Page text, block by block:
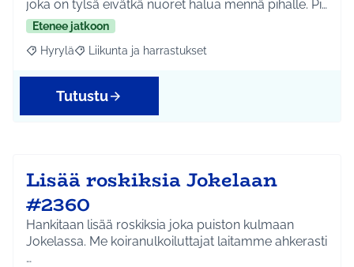
joka on tylsä eivätkä nuoret halua mennä pihalle. Pi…
Etenee jatkoon
Rajaa tulokset aihepiirin mukaan: Hyrylä
Hyrylä Rajaa tulokset teeman mukaan: Liikunta ja
Liikunta ja harrastukset
Tutustu
Lisää roskiksia Jokelaan
#2360
Hankitaan lisää roskiksia joka puiston kulmaan
Jokelassa. Me koiranulkoiluttajat laitamme ahkerasti
…